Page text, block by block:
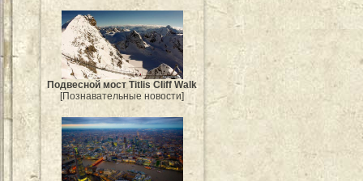
Подвесной мост Titlis Cliff Walk
[Познавательные новости]